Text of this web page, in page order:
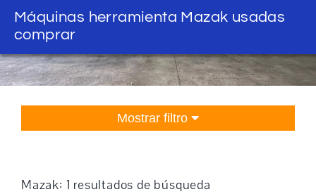
PÓNGASE EN CONTACTO CON NOSOTROS
Máquinas herramienta Mazak usadas
comprar
Mostrar filtro
Mazak: 1 resultados de búsqueda